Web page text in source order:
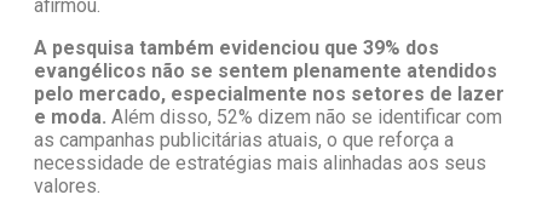
afirmou.
A pesquisa também evidenciou que 39% dos
evangélicos não se sentem plenamente atendidos
pelo mercado, especialmente nos setores de lazer
e moda. Além disso, 52% dizem não se identificar com
as campanhas publicitárias atuais, o que reforça a
necessidade de estratégias mais alinhadas aos seus
valores.